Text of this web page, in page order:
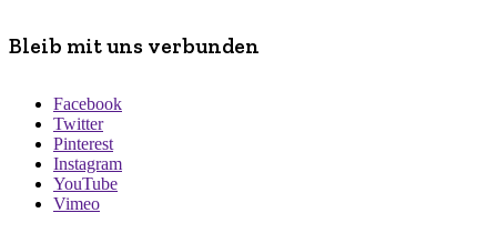
Bleib mit uns verbunden
Facebook
Twitter
Pinterest
Instagram
YouTube
Vimeo